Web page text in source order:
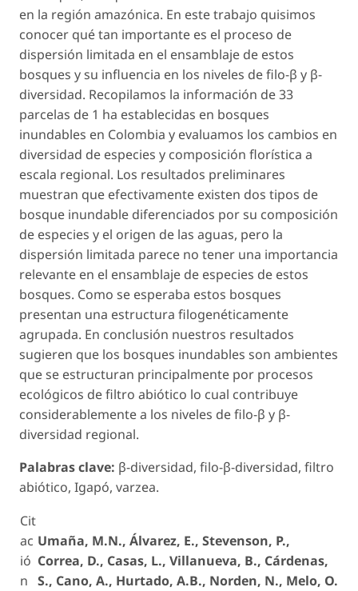
en la región amazónica. En este trabajo quisimos
conocer qué tan importante es el proceso de
dispersión limitada en el ensamblaje de estos
bosques y su influencia en los niveles de filo-β y β-
diversidad. Recopilamos la información de 33
parcelas de 1 ha establecidas en bosques
inundables en Colombia y evaluamos los cambios en
diversidad de especies y composición florística a
escala regional. Los resultados preliminares
muestran que efectivamente existen dos tipos de
bosque inundable diferenciados por su composición
de especies y el origen de las aguas, pero la
dispersión limitada parece no tener una importancia
relevante en el ensamblaje de especies de estos
bosques. Como se esperaba estos bosques
presentan una estructura filogenéticamente
agrupada. En conclusión nuestros resultados
sugieren que los bosques inundables son ambientes
que se estructuran principalmente por procesos
ecológicos de filtro abiótico lo cual contribuye
considerablemente a los niveles de filo-β y β-
diversidad regional.
Palabras clave: β-diversidad, filo-β-diversidad, filtro
abiótico, Igapó, varzea.
Cit
ac
ió
n
Umaña, M.N., Álvarez, E., Stevenson, P.,
Correa, D., Casas, L., Villanueva, B., Cárdenas,
S., Cano, A., Hurtado, A.B., Norden, N., Melo, O.